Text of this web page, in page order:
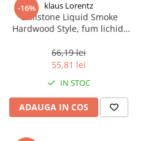
-16% klaus Lorentz
Grillstone Liquid Smoke
Hardwood Style, fum lichid,
66,19 lei
55,81 lei
IN STOC
ADAUGA IN COS